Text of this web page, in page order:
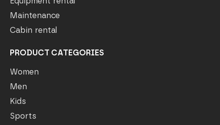
Maintenance
Cabin rental
PRODUCT CATEGORIES
Women
Men
Kids
Sports